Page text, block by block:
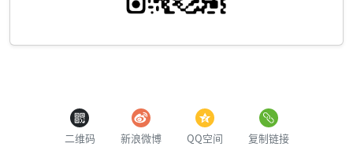
二维码 新浪微博 QQ空间 复制链接